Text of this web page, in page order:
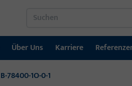
Über Uns Karriere
B-78400-1O-0-1